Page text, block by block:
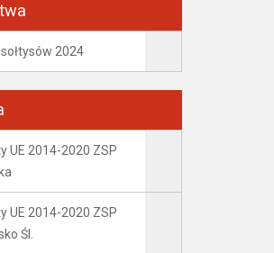
2024
UE 2014-2020 ZSP
UE 2014-2020 ZSP
Śl.